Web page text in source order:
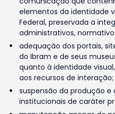
elementos da identidade
Federal, preservada a
administrativos,
adequação dos portais,
do Ibram e de seus
quanto à identidade
aos recursos de interação;
suspensão da produção
institucionais de caráter